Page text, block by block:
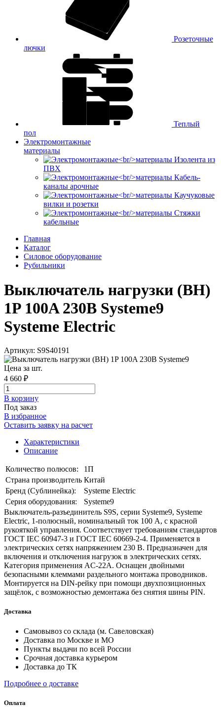
Розеточные
лючки
Теплый
пол
Электромонтажные
материалы
Изолента из
ПВХ
Кабель-
каналы арочные
Каучуковые
вилки и розетки
Стяжки
кабельные
Главная
Каталог
Силовое оборудование
Рубильники
Выключатель нагрузки (ВН)
1P 100A 230В Systeme9
Systeme Electric
Артикул: S9S40191
Цена за шт.
4 660 ₽
В корзинy
Под заказ
В избранное
Оставить заявку на расчет
Характеристики
Описание
Количество полюсов:
1П
Страна производитель Китай
Бренд (Сублинейка):
Systeme Electric
Серия оборудования:
Systeme9
Выключатель-разъединитель S9S, серии Systeme9, Systeme
Electric, 1-полюсный, номинальный ток 100 А, с красной
рукояткой управления. Соответствует требованиям стандартов
ГОСТ IEC 60947-3 и ГОСТ IEC 60669-2-4. Применяется в
электрических сетях напряжением 230 В. Предназначен для
включения и отключения нагрузок в электрических сетях.
Категория применения AC-22A. Оснащен двойными
безопасными клеммами раздельного монтажа проводников.
Монтируется на DIN-рейку при помощи двухпозиционных
защёлок, с возможностью демонтажа без снятия шины PIN.
Доставка
Самовывоз со склада (м. Савеловская)
Доставка по Москве и МО
Пункты выдачи по всей России
Срочная доставка курьером
Доставка до ТК
Подробнее о доставке
Оплата